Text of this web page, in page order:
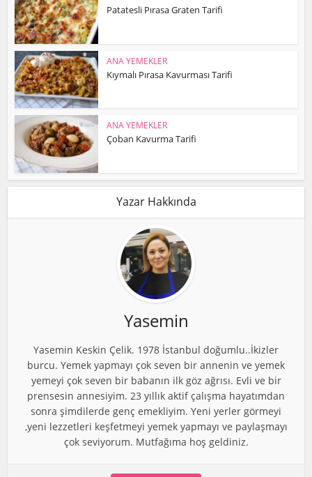
Patatesli Pırasa Graten Tarifi
ANA YEMEKLER
Kıymalı Pırasa Kavurması Tarifi
ANA YEMEKLER
Çoban Kavurma Tarifi
Yazar Hakkında
Yasemin
Yasemin Keskin Çelik. 1978 İstanbul doğumlu..İkizler
burcu. Yemek yapmayı çok seven bir annenin ve yemek
yemeyi çok seven bir babanın ilk göz ağrısı. Evli ve bir
prensesin annesiyim. 23 yıllık aktif çalışma hayatımdan
sonra şimdilerde genç emekliyim. Yeni yerler görmeyi
,yeni lezzetleri keşfetmeyi yemek yapmayı ve paylaşmayı
çok seviyorum. Mutfağıma hoş geldiniz.